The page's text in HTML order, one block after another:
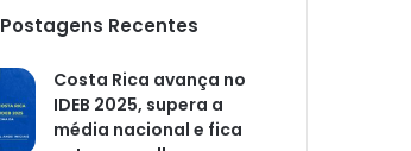
Postagens Recentes
Costa Rica avança no
IDEB 2025, supera a
média nacional e fica